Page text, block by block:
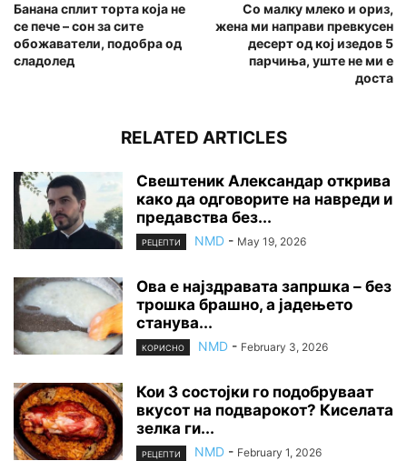
Банана сплит торта која не
се пече – сон за сите
обожаватели, подобра од
сладолед
Со малку млеко и ориз,
жена ми направи превкусен
десерт од кој изедов 5
парчиња, уште не ми е
доста
RELATED ARTICLES
Свештеник Александар открива
како да одговорите на навреди и
предавства без...
РЕЦЕПТИ NMD - May 19, 2026
Ова е најздравата запршка – без
трошка брашно, а јадењето
станува...
КОРИСНО NMD - February 3, 2026
Кои 3 состојки го подобруваат
вкусот на подварокот? Киселата
зелка ги...
РЕЦЕПТИ NMD - February 1, 2026